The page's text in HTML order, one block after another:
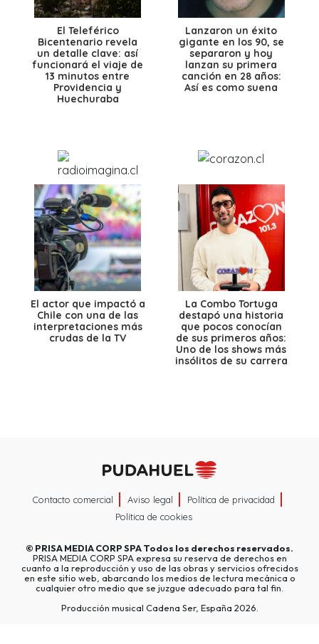
El Teleférico
Bicentenario revela
un detalle clave: así
funcionará el viaje de
13 minutos entre
Providencia y
Huechuraba
Lanzaron un éxito
gigante en los 90, se
separaron y hoy
lanzan su primera
canción en 28 años:
Así es como suena
El actor que impactó a
Chile con una de las
interpretaciones más
crudas de la TV
La Combo Tortuga
destapó una historia
que pocos conocían
de sus primeros años:
Uno de los shows más
insólitos de su carrera
Contacto comercial Aviso legal
Política de privacidad
Política de cookies
© PRISA MEDIA CORP SPATodos los derechos reservados.
PRISA MEDIA CORP SPA expresa su reserva de derechos en
cuanto a la reproducción y uso de las obras y servicios ofrecidos
en este sitio web, abarcando los medios de lectura mecánica o
cualquier otro medio que se juzgue adecuado para tal fin.
Producción musical Cadena Ser, España 2026.